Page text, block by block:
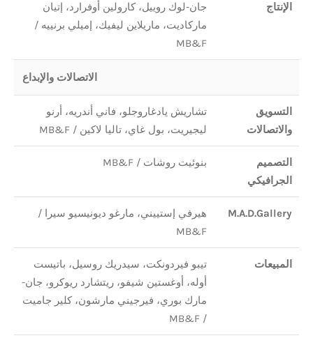
الإنتاج
جان-لوك روييل، كارولين أوفرارد، إتيان
ماركاديت، ماريلاين ليفيك، إميلي برنييه /
MB&F
الاتصالات والإبداع
التسويق
والاتصالات
تشاريش يادغاروجلو، فاني أندريه، أرنو
ليجيريت، بول غاي، تاليا لاكين / MB&F
التصميم
الجرافيكي
بنوئيت روشات / MB&F
M.A.D.Gallery
هيرفي إستييني، مارغو ديونيسيو سيرا /
MB&F
المبيعات
تيبو فيردونكت، سيدريك روسيل، باتيست
أوله، أوغستين شيفو، ريتشارد ريوكرو، جان-
مارك بوري، فيرجيني مارشون، كلير جاميت
/ MB&F